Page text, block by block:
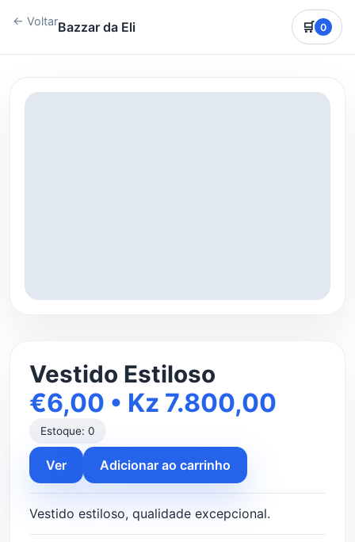
← VoltarBazzar da Eli 🛒 0
Vestido Estiloso
€6,00 • Kz 7.800,00
Estoque: 0
Ver Adicionar ao carrinho
Vestido estiloso, qualidade excepcional.